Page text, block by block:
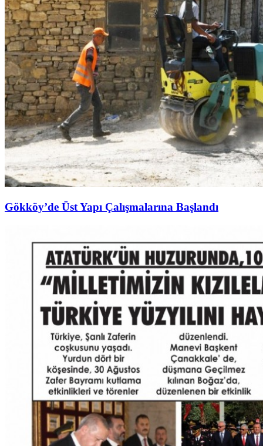
Gökköy’de Üst Yapı Çalışmalarına Başlandı